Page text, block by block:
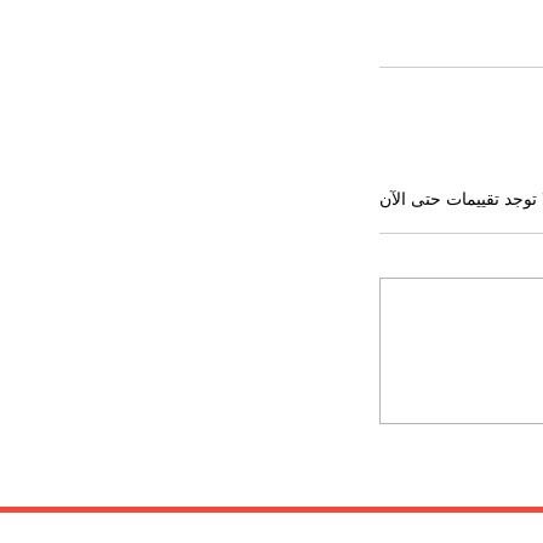
توجد تقييمات حتى الآن